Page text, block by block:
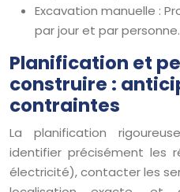
Excavation manuelle :
par jour et par personne.
Planification et
construire :
contraintes
La planification
identifier précisément les
électricité), contacter les